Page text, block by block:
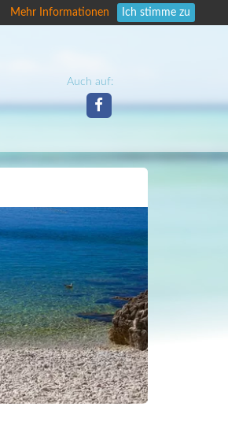
Mehr Informationen Ich stimme zu
Auch auf: